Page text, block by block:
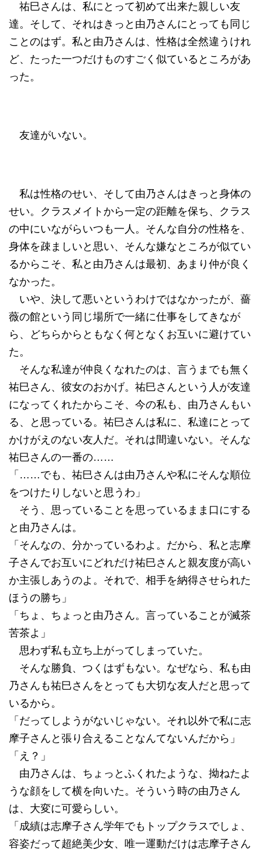
祐巳さんは、私にとって初めて出来た親しい友
達。そして、それはきっと由乃さんにとっても同じ
ことのはず。私と由乃さんは、性格は全然違うけれ
ど、たった一つだけものすごく似ているところがあ
った。
友達がいない。
私は性格のせい、そして由乃さんはきっと身体の
せい。クラスメイトから一定の距離を保ち、クラス
の中にいながらいつも一人。そんな自分の性格を、
身体を疎ましいと思い、そんな嫌なところが似てい
るからこそ、私と由乃さんは最初、あまり仲が良く
なかった。
いや、決して悪いというわけではなかったが、薔
薇の館という同じ場所で一緒に仕事をしてきなが
ら、どちらからともなく何となくお互いに避けてい
た。
そんな私達が仲良くなれたのは、言うまでも無く
祐巳さん、彼女のおかげ。祐巳さんという人が友達
になってくれたからこそ、今の私も、由乃さんもい
る、と思っている。祐巳さんは私に、私達にとって
かけがえのない友人だ。それは間違いない。そんな
祐巳さんの一番の……
「……でも、祐巳さんは由乃さんや私にそんな順位
をつけたりしないと思うわ」
そう、思っていることを思っているまま口にする
と由乃さんは。
「そんなの、分かっているわよ。だから、私と志摩
子さんでお互いにどれだけ祐巳さんと親友度が高い
か主張しあうのよ。それで、相手を納得させられた
ほうの勝ち」
「ちょ、ちょっと由乃さん。言っていることが滅茶
苦茶よ」
思わず私も立ち上がってしまっていた。
そんな勝負、つくはずもない。なぜなら、私も由
乃さんも祐巳さんをとっても大切な友人だと思って
いるから。
「だってしようがないじゃない。それ以外で私に志
摩子さんと張り合えることなんてないんだから」
「え？」
由乃さんは、ちょっとふくれたような、拗ねたよ
うな顔をして横を向いた。そういう時の由乃さん
は、大変に可愛らしい。
「成績は志摩子さん学年でもトップクラスでしょ、
容姿だって超絶美少女、唯一運動だけは志摩子さん